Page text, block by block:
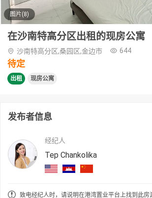
图片(8)
在沙南特高分区出租的现房公寓
沙南特高分区,桑园区,金边市 644
待定
出租 现房公寓
发布者信息
经纪人
Tep Chankolika
致电经纪人时，请说明在港湾置业平台上找到此房